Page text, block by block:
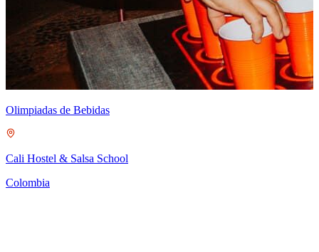
Olimpiadas de Bebidas
Cali Hostel & Salsa School
Colombia